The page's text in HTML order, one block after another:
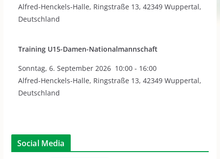
Alfred-Henckels-Halle, Ringstraße 13, 42349 Wuppertal,
Deutschland
Training U15-Damen-Nationalmannschaft
Sonntag, 6. September 2026 10:00- 16:00
Alfred-Henckels-Halle, Ringstraße 13, 42349 Wuppertal,
Deutschland
Social Media